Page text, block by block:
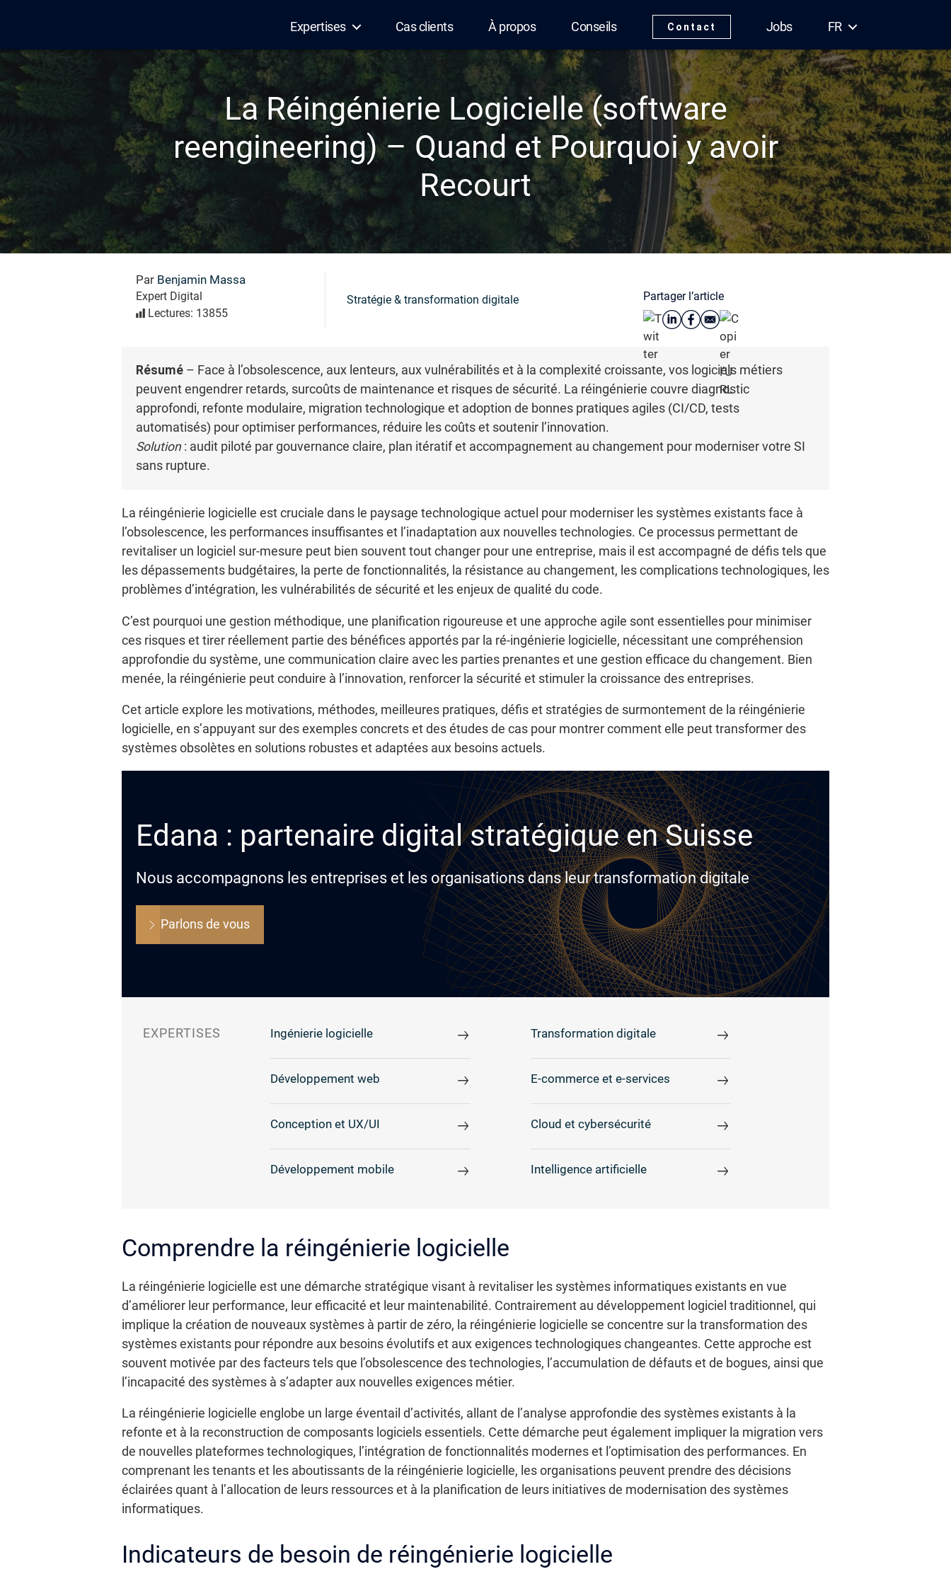
Expertises Cas clients À propos Conseils Contact Jobs FR
La Réingénierie Logicielle (software
reengineering) – Quand et Pourquoi y avoir
Recourt
Par Benjamin Massa
Expert Digital
Lectures: 13855
Stratégie & transformation digitale Partager l’article
Résumé – Face à l’obsolescence, aux lenteurs, aux vulnérabilités et à la complexité croissante, vos logiciels métiers
peuvent engendrer retards, surcoûts de maintenance et risques de sécurité. La réingénierie couvre diagnostic
approfondi, refonte modulaire, migration technologique et adoption de bonnes pratiques agiles (CI/CD, tests
automatisés) pour optimiser performances, réduire les coûts et soutenir l’innovation.
Solution : audit piloté par gouvernance claire, plan itératif et accompagnement au changement pour moderniser votre SI
sans rupture.
La réingénierie logicielle est cruciale dans le paysage technologique actuel pour moderniser les systèmes existants face à
l’obsolescence, les performances insuffisantes et l’inadaptation aux nouvelles technologies. Ce processus permettant de
revitaliser un logiciel sur-mesure peut bien souvent tout changer pour une entreprise, mais il est accompagné de défis tels que
les dépassements budgétaires, la perte de fonctionnalités, la résistance au changement, les complications technologiques, les
problèmes d’intégration, les vulnérabilités de sécurité et les enjeux de qualité du code.
C’est pourquoi une gestion méthodique, une planification rigoureuse et une approche agile sont essentielles pour minimiser
ces risques et tirer réellement partie des bénéfices apportés par la ré-ingénierie logicielle, nécessitant une compréhension
approfondie du système, une communication claire avec les parties prenantes et une gestion efficace du changement. Bien
menée, la réingénierie peut conduire à l’innovation, renforcer la sécurité et stimuler la croissance des entreprises.
Cet article explore les motivations, méthodes, meilleures pratiques, défis et stratégies de surmontement de la réingénierie
logicielle, en s’appuyant sur des exemples concrets et des études de cas pour montrer comment elle peut transformer des
systèmes obsolètes en solutions robustes et adaptées aux besoins actuels.
Edana : partenaire digital stratégique en Suisse
Nous accompagnons les entreprises et les organisations dans leur transformation digitale
Parlons de vous
EXPERTISES Ingénierie logicielle Transformation digitale
Développement web E-commerce et e-services
Conception et UX/UI Cloud et cybersécurité
Développement mobile Intelligence artificielle
Comprendre la réingénierie logicielle
La réingénierie logicielle est une démarche stratégique visant à revitaliser les systèmes informatiques existants en vue
d’améliorer leur performance, leur efficacité et leur maintenabilité. Contrairement au développement logiciel traditionnel, qui
implique la création de nouveaux systèmes à partir de zéro, la réingénierie logicielle se concentre sur la transformation des
systèmes existants pour répondre aux besoins évolutifs et aux exigences technologiques changeantes. Cette approche est
souvent motivée par des facteurs tels que l’obsolescence des technologies, l’accumulation de défauts et de bogues, ainsi que
l’incapacité des systèmes à s’adapter aux nouvelles exigences métier.
La réingénierie logicielle englobe un large éventail d’activités, allant de l’analyse approfondie des systèmes existants à la
refonte et à la reconstruction de composants logiciels essentiels. Cette démarche peut également impliquer la migration vers
de nouvelles plateformes technologiques, l’intégration de fonctionnalités modernes et l’optimisation des performances. En
comprenant les tenants et les aboutissants de la réingénierie logicielle, les organisations peuvent prendre des décisions
éclairées quant à l’allocation de leurs ressources et à la planification de leurs initiatives de modernisation des systèmes
informatiques.
Indicateurs de besoin de réingénierie logicielle